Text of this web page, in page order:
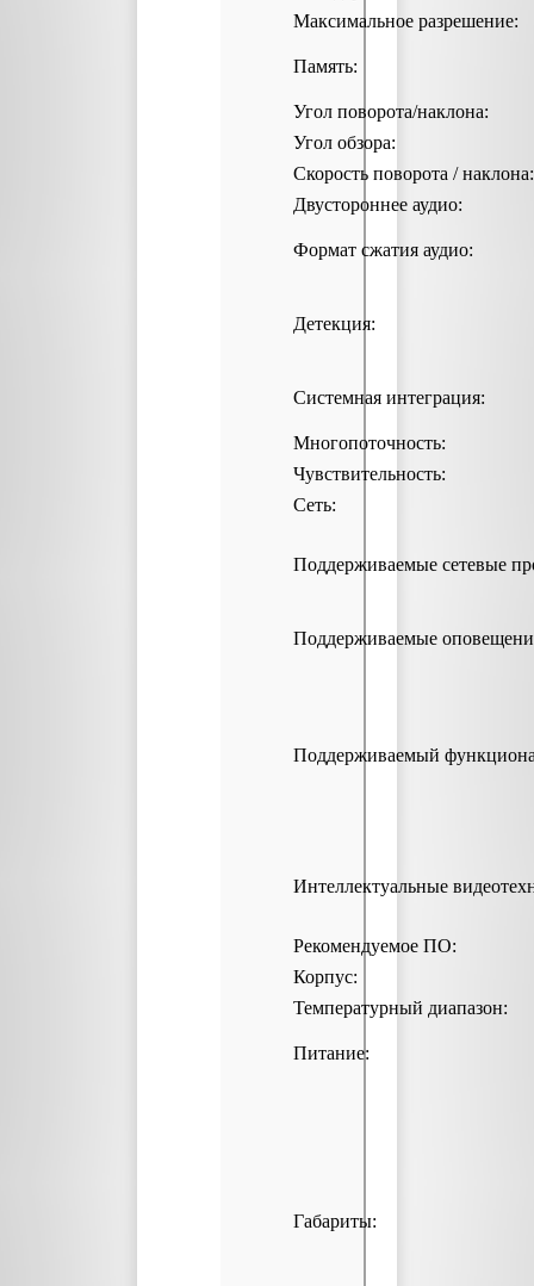
Максимальное разрешение:
Память:
Угол поворота/наклона:
Угол обзора:
Скорость поворота / наклона:
Двустороннее аудио:
Формат сжатия аудио:
Детекция:
Системная интеграция:
Многопоточность:
Чувствительность:
Сеть:
Поддерживаемые сетевые
Поддерживаемые
Поддерживаемый
Интеллектуальные
Рекомендуемое ПО:
Корпус:
Температурный диапазон:
Питание:
Габариты: